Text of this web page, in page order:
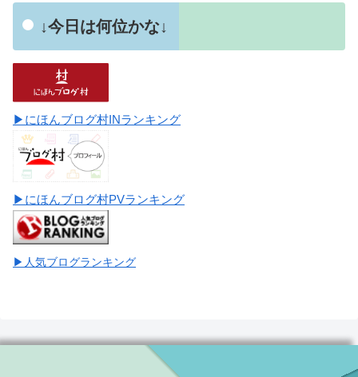
↓今日は何位かな↓
▶にほんブログ村INランキング
▶にほんブログ村PVランキング
▶人気ブログランキング